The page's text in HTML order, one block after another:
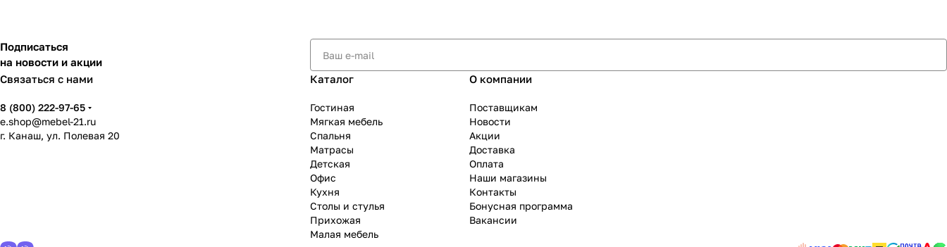
Подписаться
на новости и акции
Связаться с нами
8 (800) 222-97-65
e.shop@mebel-21.ru
г. Канаш, ул. Полевая 20
Каталог
Гостиная
Мягкая мебель
Спальня
Матрасы
Детская
Офис
Кухня
Столы и стулья
Прихожая
Малая мебель
О компании
Поставщикам
Новости
Акции
Доставка
Оплата
Наши магазины
Контакты
Бонусная программа
Вакансии